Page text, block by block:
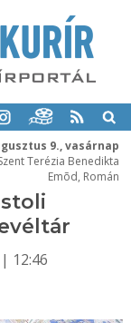
9., vasárnap
Terézia Benedikta
Emõd, Román
12:46